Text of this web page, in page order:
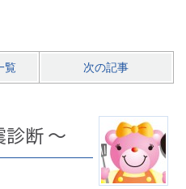
覧 次の記事
断 ～